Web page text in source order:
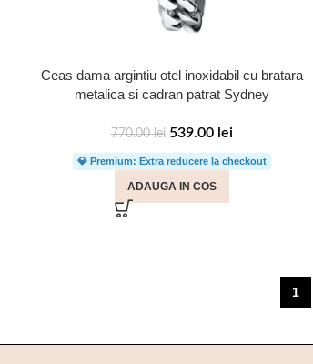
Ceas dama argintiu otel inoxidabil cu bratara
metalica si cadran patrat Sydney
770.00lei 539.00 lei
💎 Premium: Extra reducere la checkout
ADAUGA IN COS
1